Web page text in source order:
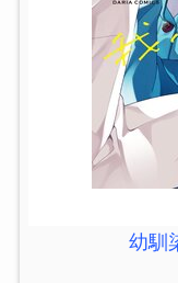
幼馴